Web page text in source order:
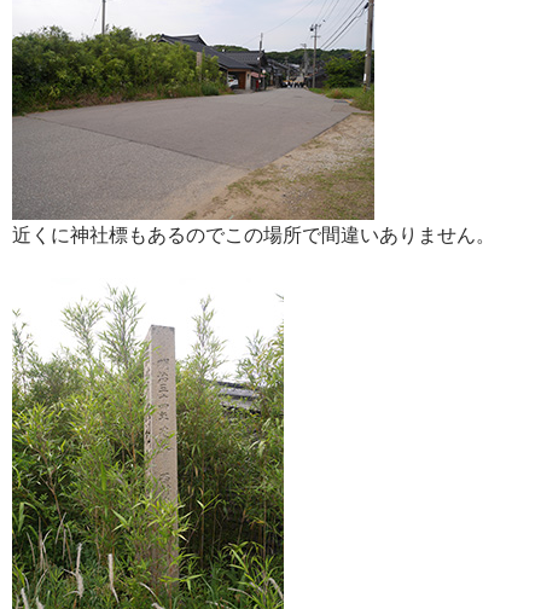
近くに神社標もあるのでこの場所で間違いありません。